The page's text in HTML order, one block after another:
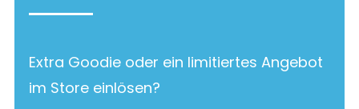
Extra Goodie oder ein limitiertes Angebot
im Store einlösen?